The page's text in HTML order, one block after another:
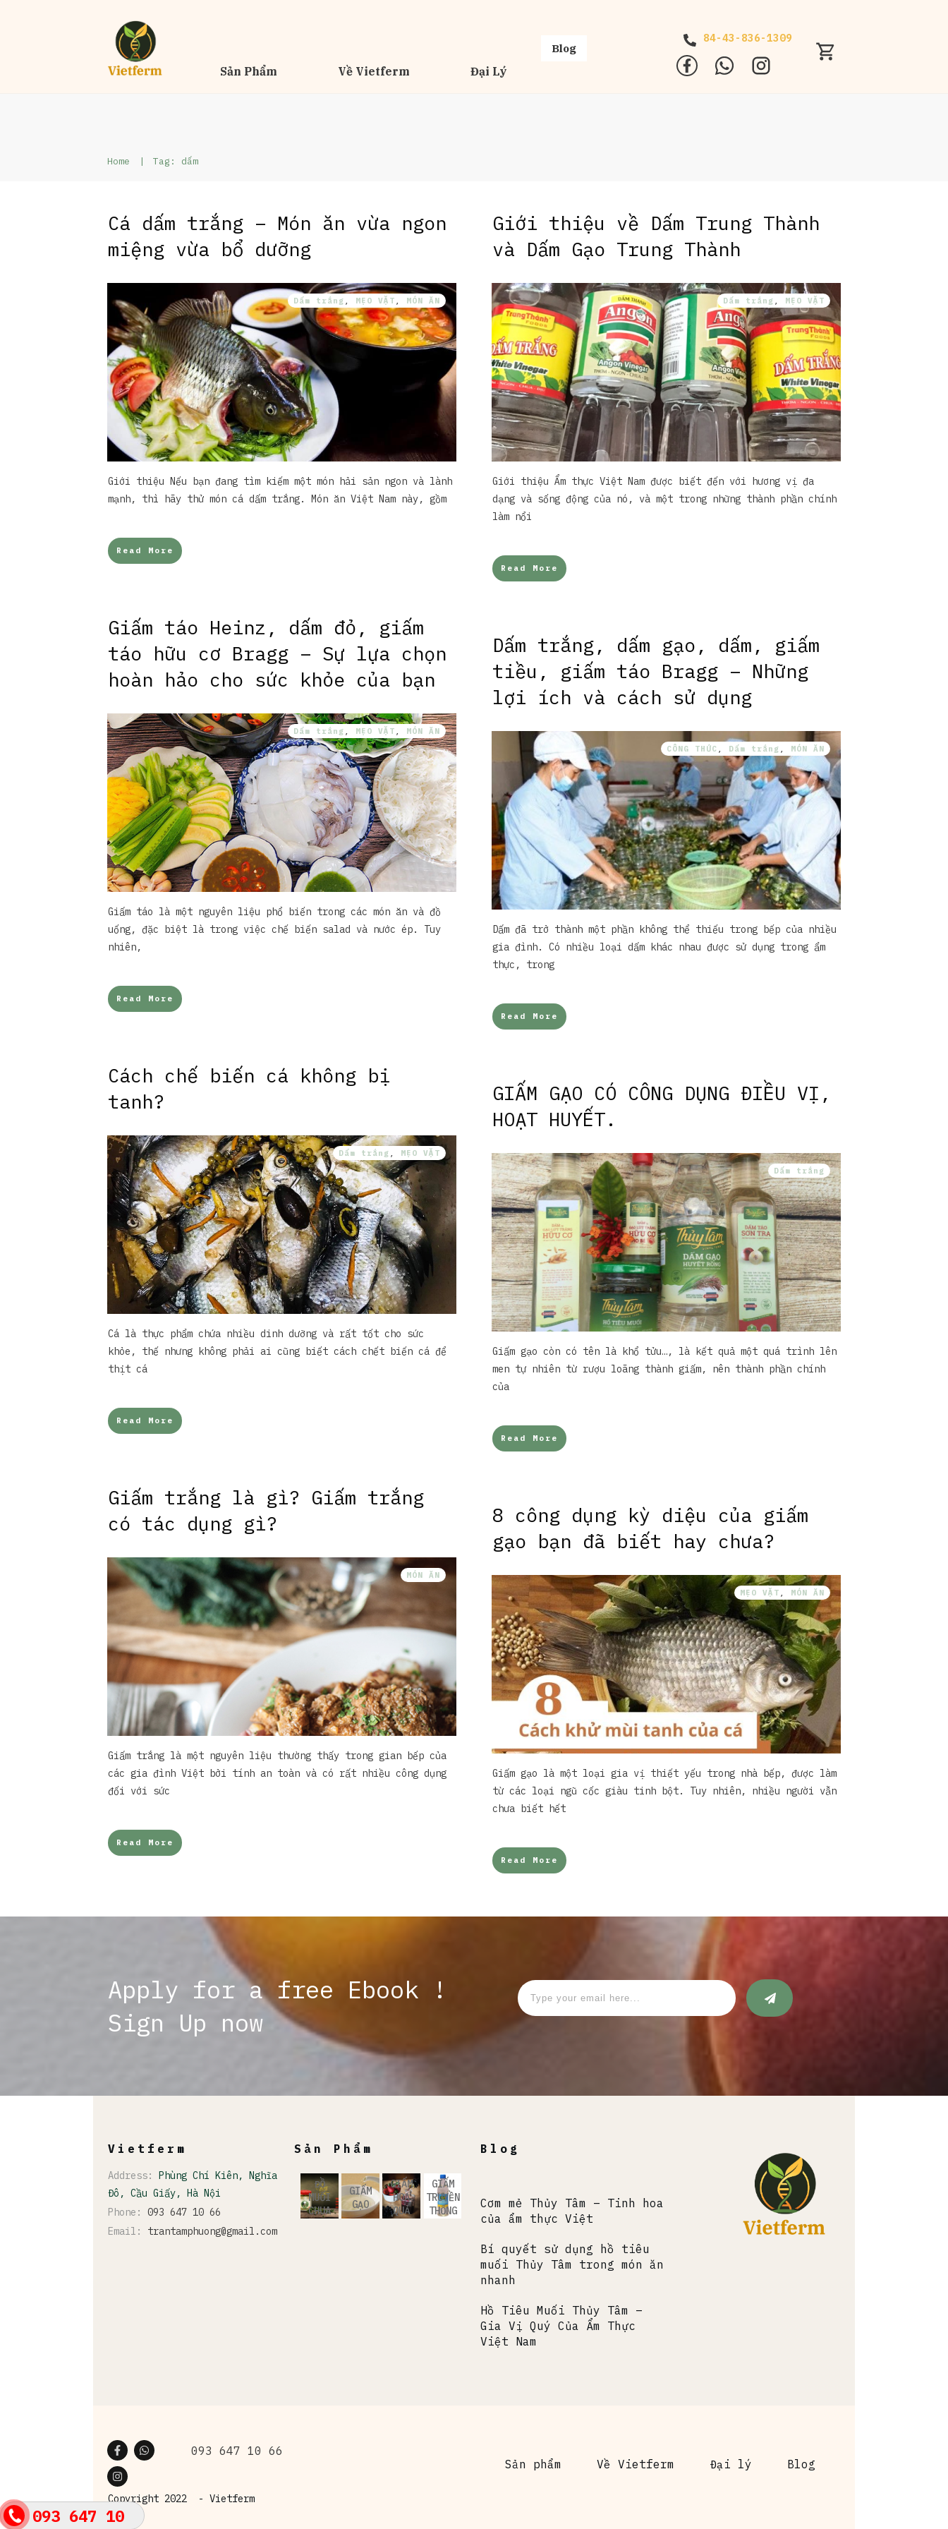
093 647 10
Sản Phẩm Về Vietferm Đại Lý
Blog
84-43-836-1309
Home | Tag: dấm
Cá dấm trắng – Món ăn vừa ngon
miệng vừa bổ dưỡng
Dấm trắng , MẸO VẶT , MÓN ĂN
Giới thiệu Nếu bạn đang tìm kiếm một món hải sản ngon và lành
mạnh, thì hãy thử món cá dấm trắng. Món ăn Việt Nam này, gồm
Read More
Giới thiệu về Dấm Trung Thành
và Dấm Gạo Trung Thành
Dấm trắng , MẸO VẶT
Giới thiệu Ẩm thực Việt Nam được biết đến với hương vị đa
dạng và sống động của nó, và một trong những thành phần chính
làm nổi
Read More
Giấm táo Heinz, dấm đỏ, giấm
táo hữu cơ Bragg – Sự lựa chọn
hoàn hảo cho sức khỏe của bạn
Dấm trắng , MẸO VẶT , MÓN ĂN
Giấm táo là một nguyên liệu phổ biến trong các món ăn và đồ
uống, đặc biệt là trong việc chế biến salad và nước ép. Tuy
nhiên,
Read More
Dấm trắng, dấm gạo, dấm, giấm
tiều, giấm táo Bragg – Những
lợi ích và cách sử dụng
CÔNG THỨC , Dấm trắng , MÓN ĂN
Dấm đã trở thành một phần không thể thiếu trong bếp của nhiều
gia đình. Có nhiều loại dấm khác nhau được sử dụng trong ẩm
thực, trong
Read More
Cách chế biến cá không bị
tanh?
Dấm trắng , MẸO VẶT
Cá là thực phẩm chứa nhiều dinh dưỡng và rất tốt cho sức
khỏe, thế nhưng không phải ai cũng biết cách chết biến cá để
thịt cá
Read More
GIẤM GẠO CÓ CÔNG DỤNG ĐIỀU VỊ,
HOẠT HUYẾT.
Dấm trắng
Giấm gạo còn có tên là khổ tửu…, là kết quả một quá trình lên
men tự nhiên từ rượu loãng thành giấm, nên thành phần chính
của
Read More
Giấm trắng là gì? Giấm trắng
có tác dụng gì?
MÓN ĂN
Giấm trắng là một nguyên liệu thường thấy trong gian bếp của
các gia đình Việt bởi tính an toàn và có rất nhiều công dụng
đối với sức
Read More
8 công dụng kỳ diệu của giấm
gạo bạn đã biết hay chưa?
MẸO VẶT , MÓN ĂN
Giấm gạo là một loại gia vị thiết yếu trong nhà bếp, được làm
từ các loại ngũ cốc giàu tinh bột. Tuy nhiên, nhiều người vẫn
chưa biết hết
Read More
Apply for a free Ebook !
Sign Up now
Vietferm
Address: Phùng Chí Kiên, Nghĩa
Đô, Cầu Giấy, Hà Nội
Phone: 093 647 10 66
Email: trantamphuong@gmail.com
Sản Phẩm
ĐỒ
MUỐI
CHUA
GIẤM
GẠO
GIẤM
HOA
QUẢ
GIẤM
TRUYỀN
THỐNG
Blog
Cơm mẻ Thủy Tâm – Tinh hoa
của ẩm thực Việt
Bí quyết sử dụng hồ tiêu
muối Thủy Tâm trong món ăn
nhanh
Hồ Tiêu Muối Thủy Tâm –
Gia Vị Quý Của Ẩm Thực
Việt Nam
093 647 10 66
Copyright 2022 - Vietferm
Sản phẩm Về Vietferm Đại lý Blog